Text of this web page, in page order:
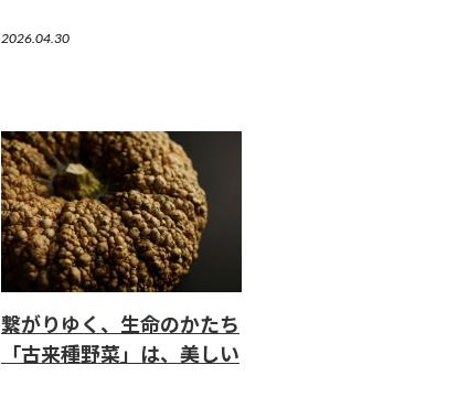
2026.04.30
繋がりゆく、生命のかたち
「古来種野菜」は、美しい